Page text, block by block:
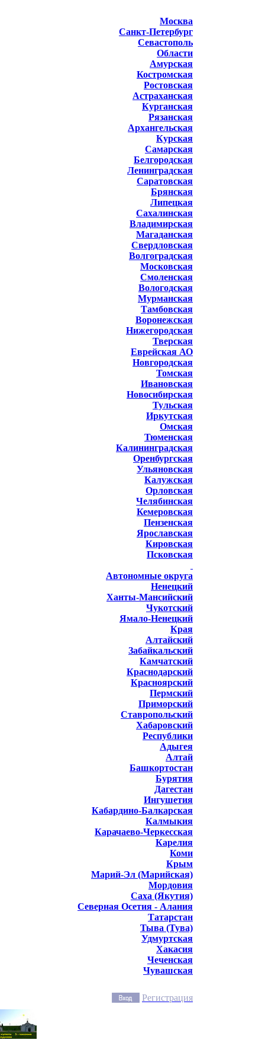
Москва
Санкт-Петербург
Севастополь
Области
Амурская
Костромская
Ростовская
Астраханская
Курганская
Рязанская
Архангельская
Курская
Самарская
Белгородская
Ленинградская
Саратовская
Брянская
Липецкая
Сахалинская
Владимирская
Магаданская
Свердловская
Волгоградская
Московская
Смоленская
Вологодская
Мурманская
Тамбовская
Воронежская
Нижегородская
Тверская
Еврейская АО
Новгородская
Томская
Ивановская
Новосибирская
Тульская
Иркутская
Омская
Тюменская
Калининградская
Оренбургская
Ульяновская
Калужская
Орловская
Челябинская
Кемеровская
Пензенская
Ярославская
Кировская
Псковская
Автономные округа
Ненецкий
Ханты-Мансийский
Чукотский
Ямало-Ненецкий
Края
Алтайский
Забайкальский
Камчатский
Краснодарский
Красноярский
Пермский
Приморский
Ставропольский
Хабаровский
Республики
Адыгея
Алтай
Башкортостан
Бурятия
Дагестан
Ингушетия
Кабардино-Балкарская
Калмыкия
Карачаево-Черкесская
Карелия
Коми
Крым
Марий-Эл (Марийская)
Мордовия
Саха (Якутия)
Северная Осетия - Алания
Татарстан
Тыва (Тува)
Удмуртская
Хакасия
Чеченская
Чувашская
Регистрация